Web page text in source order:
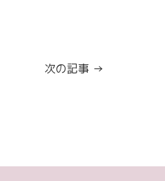
次の記事 →